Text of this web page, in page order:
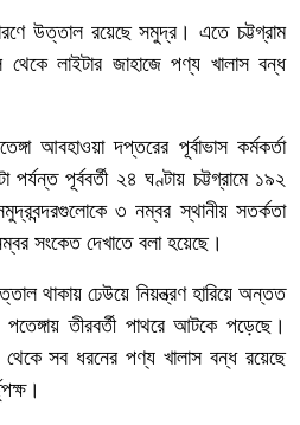
উত্তাল রয়েছে সমুদ্র। এতে চট্টগ্রাম
থেকে লাইটার জাহাজে পণ্য খালাস বন্ধ
আবহাওয়া দপ্তরের পূর্বাভাস কর্মকর্তা
পূর্ববর্তী ২৪ ঘণ্টায় চট্টগ্রামে ১৯২
৩ নম্বর স্থানীয় সতর্কতা
সংকেত দেখাতে বলা হয়েছে।
থাকায় ঢেউয়ে নিয়ন্ত্রণ হারিয়ে অন্তত
তীরবর্তী পাথরে আটকে পড়েছে।
থেকে সব ধরনের পণ্য খালাস বন্ধ রয়েছে